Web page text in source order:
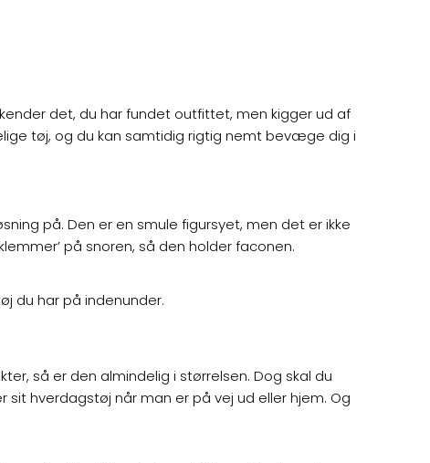
det, du har fundet outfittet, men kigger ud af
tøj, og du kan samtidig rigtig nemt bevæge dig i
på. Den er en smule figursyet, men det er ikke
på snoren, så den holder faconen.
du har på indenunder.
så er den almindelig i størrelsen. Dog skal du
hverdagstøj når man er på vej ud eller hjem. Og